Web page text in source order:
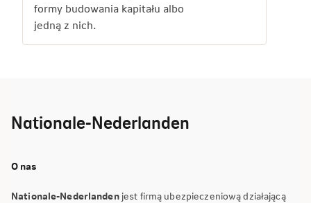
formy budowania kapitału albo
jedną z nich.
Nationale-Nederlanden
O nas
Nationale-Nederlanden jest firmą ubezpieczeniową działającą